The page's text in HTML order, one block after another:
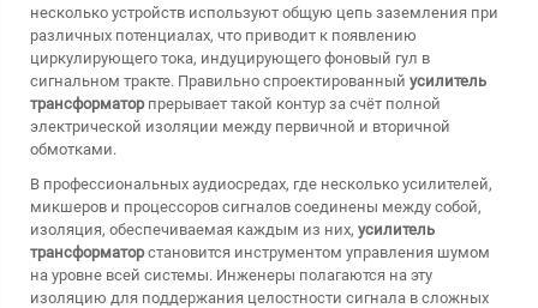
несколько устройств используют общую цепь заземления при
различных потенциалах, что приводит к появлению
циркулирующего тока, индуцирующего фоновый гул в
сигнальном тракте. Правильно спроектированный усилитель
трансформатор прерывает такой контур за счёт полной
электрической изоляции между первичной и вторичной
обмотками.
В профессиональных аудиосредах, где несколько усилителей,
микшеров и процессоров сигналов соединены между собой,
изоляция, обеспечиваемая каждым из них, усилитель
трансформаторстановится инструментом управления шумом
на уровне всей системы. Инженеры полагаются на эту
изоляцию для поддержания целостности сигнала в сложных